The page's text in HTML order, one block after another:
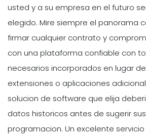
usted y a su empresa en el futuro
elegido. Mire siempre el panorama
firmar cualquier contrato y
con una plataforma confiable con
necesarios incorporados en lugar
extensiones o aplicaciones
solucion de software que elija
datos historicos antes de sugerir
programacion. Un excelente